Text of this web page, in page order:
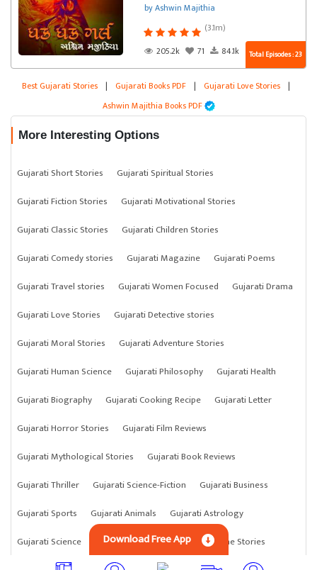
by Ashwin Majithia
(3.1m)
205.2k
71 84.1k Total Episodes : 23
Best Gujarati Stories | Gujarati Books PDF | Gujarati Love Stories |
Ashwin Majithia Books PDF
More Interesting Options
Gujarati Short Stories
Gujarati Spiritual Stories
Gujarati Fiction Stories
Gujarati Motivational Stories
Gujarati Classic Stories
Gujarati Children Stories
Gujarati Comedy stories
Gujarati Magazine
Gujarati Poems
Gujarati Travel stories
Gujarati Women Focused
Gujarati Drama
Gujarati Love Stories
Gujarati Detective stories
Gujarati Moral Stories
Gujarati Adventure Stories
Gujarati Human Science
Gujarati Philosophy
Gujarati Health
Gujarati Biography
Gujarati Cooking Recipe
Gujarati Letter
Gujarati Horror Stories
Gujarati Film Reviews
Gujarati Mythological Stories
Gujarati Book Reviews
Gujarati Thriller
Gujarati Science-Fiction
Gujarati Business
Gujarati Sports
Gujarati Animals
Gujarati Astrology
Gujarati Science
Gujarati Anything Gujarati Crime Stories
Download Free App